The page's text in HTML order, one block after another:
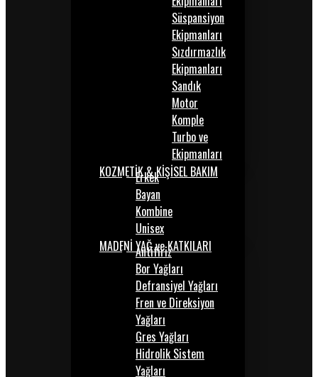
Süspansiyon
Ekipmanları
Sızdırmazlık
Ekipmanları
Sandık
Motor
Komple
Turbo ve
Ekipmanları
KOZMETİK & KİŞİSEL BAKIM
Erkek
Bayan
Kombine
Unisex
MADENİ YAĞ ve KATKILARI
Antifiriz
Bor Yağları
Defransiyel Yağları
Fren ve Direksiyon
Yağları
Gres Yağları
Hidrolik Sistem
Yağları